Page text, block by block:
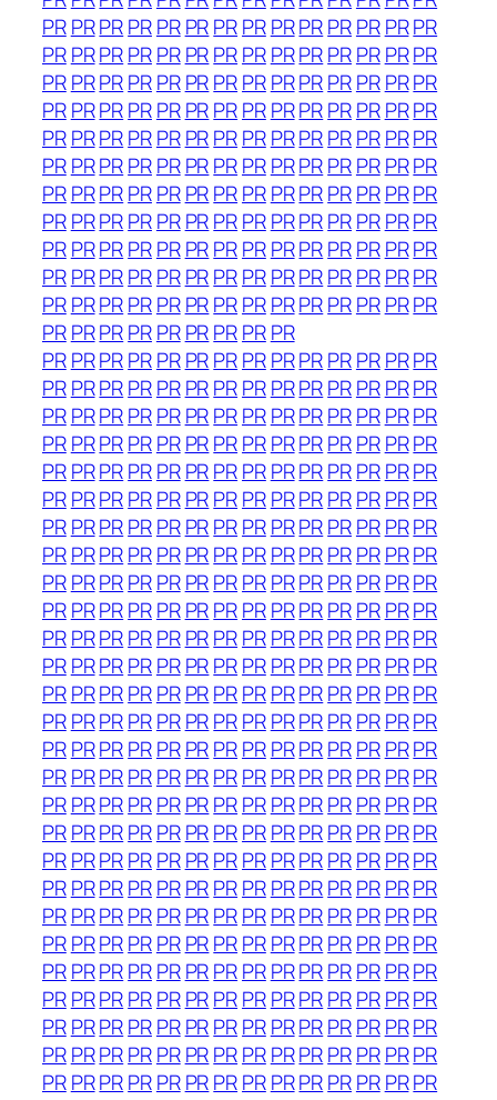
PRPRPRPRPR PRPRPRPRPRPRPR PRPR
PRPRPRPRPR PRPRPRPRPRPRPR PRPR
PRPRPRPRPR PRPRPRPRPRPRPR PRPR
PRPRPRPRPR PRPRPRPRPRPRPR PRPR
PRPRPRPRPR PRPRPRPRPRPRPR PRPR
PRPRPRPRPR PRPRPRPRPRPRPR PRPR
PRPRPRPRPR PRPRPRPRPRPRPR PRPR
PRPRPRPRPR PRPRPRPRPRPRPR PRPR
PRPRPRPRPR PRPRPRPRPRPRPR PRPR
PRPRPRPRPR PRPRPRPRPRPRPR PRPR
PRPRPRPRPR PRPRPRPRPRPRPR PRPR
PRPRPRPRPR PRPRPRPR
PRPRPRPRPR PRPRPRPRPRPRPR PRPR
PRPRPRPRPR PRPRPRPRPRPRPR PRPR
PRPRPRPRPR PRPRPRPRPRPRPR PRPR
PRPRPRPRPR PRPRPRPRPRPRPR PRPR
PRPRPRPRPR PRPRPRPRPRPRPR PRPR
PRPRPRPRPR PRPRPRPRPRPRPR PRPR
PRPRPRPRPR PRPRPRPRPRPRPR PRPR
PRPRPRPRPR PRPRPRPRPRPRPR PRPR
PRPRPRPRPR PRPRPRPRPRPRPR PRPR
PRPRPRPRPR PRPRPRPRPRPRPR PRPR
PRPRPRPRPR PRPRPRPRPRPRPR PRPR
PRPRPRPRPR PRPRPRPRPRPRPR PRPR
PRPRPRPRPR PRPRPRPRPRPRPR PRPR
PRPRPRPRPR PRPRPRPRPRPRPR PRPR
PRPRPRPRPR PRPRPRPRPRPRPR PRPR
PRPRPRPRPR PRPRPRPRPRPRPR PRPR
PRPRPRPRPR PRPRPRPRPRPRPR PRPR
PRPRPRPRPR PRPRPRPRPRPRPR PRPR
PRPRPRPRPR PRPRPRPRPRPRPR PRPR
PRPRPRPRPR PRPRPRPRPRPRPR PRPR
PRPRPRPRPR PRPRPRPRPRPRPR PRPR
PRPRPRPRPR PRPRPRPRPRPRPR PRPR
PRPRPRPRPR PRPRPRPRPRPRPR PRPR
PRPRPRPRPR PRPRPRPRPRPRPR PRPR
PRPRPRPRPR PRPRPRPRPRPRPR PRPR
PRPRPRPRPR PRPRPRPRPRPRPR PRPR
PRPRPRPRPR PRPRPRPRPRPRPR PRPR